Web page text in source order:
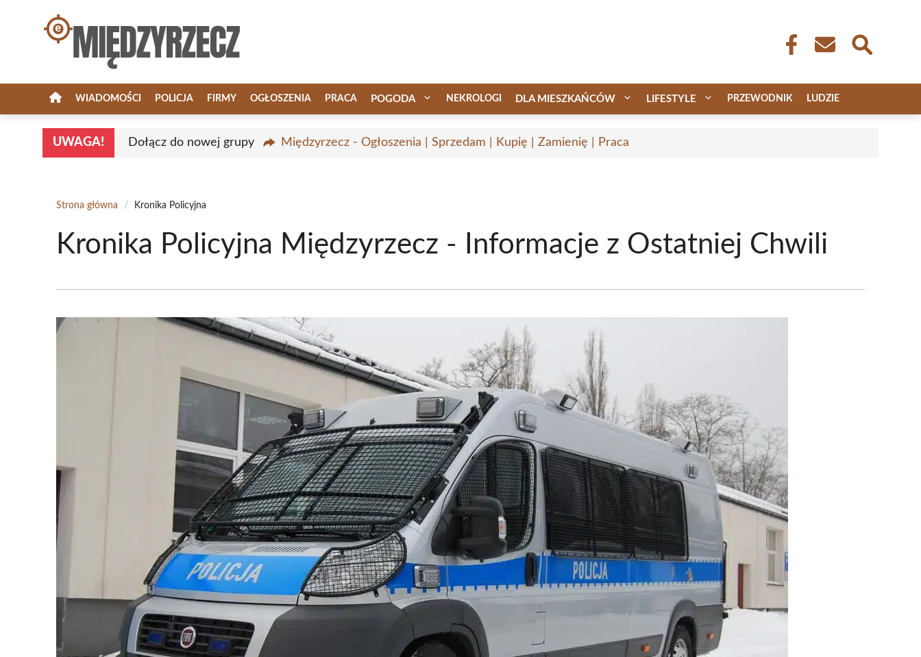
WIADOMOŚCI POLICJA FIRMY OGŁOSZENIA PRACA POGODA NEKROLOGI DLA MIESZKAŃCÓW LIFESTYLE PRZEWODNIK LUDZIE
UWAGA! Dołącz do nowej grupy Międzyrzecz - Ogłoszenia | Sprzedam | Kupię | Zamienię | Praca
Strona główna / Kronika Policyjna
Kronika Policyjna Międzyrzecz - Informacje z Ostatniej Chwili